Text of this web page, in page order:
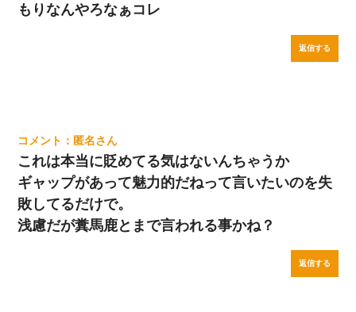
もりなんやろなぁコレ
返信する
匿名
これは本当に貶めてる気はないんちゃうか
ギャップがあって魅力的だねって言いたいのを失
敗してるだけで。
浅慮だが糞馬鹿とまで言われる事かね？
返信する